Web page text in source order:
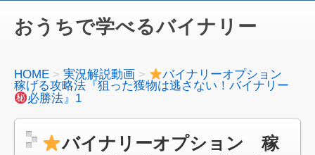
おうちで学べるバイナリー
HOME 実況解説動画
バイナリーオプション
稼げる攻略法『狙った獲物は逃さない！バイナリー
必勝法』1
バイナリーオプション 稼